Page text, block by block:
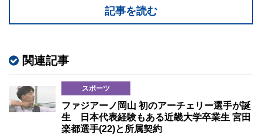
記事を読む
関連記事
スポーツ
ファジアーノ岡山 初のアーチェリー選手が誕
生 日本代表経験もある近畿大学卒業生 宮田
楽都選手(22)と所属契約